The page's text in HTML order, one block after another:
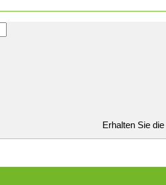
Erhalten Sie